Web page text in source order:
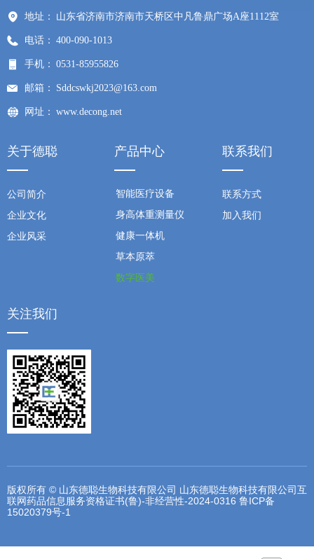
地址： 山东省济南市济南市天桥区中凡鲁鼎广场A座1112室
电话： 400-090-1013
手机： 0531-85955826
邮箱： Sddcswkj2023@163.com
网址： www.decong.net
关注我们
关于德聪
公司简介
企业文化
企业风采
产品中心
智能医疗设备
身高体重测量仪
健康一体机
草本原萃
数字医美
联系我们
联系方式
加入我们
版权所有 © 山东德聪生物科技有限公司 山东德聪生物科技有限公司互
联网药品信息服务资格证书(鲁)-非经营性-2024-0316 鲁ICP备
15020379号-1